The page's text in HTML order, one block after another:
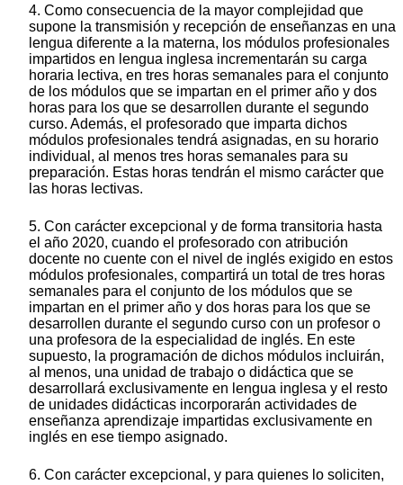
4. Como consecuencia de la mayor complejidad que
supone la transmisión y recepción de enseñanzas en una
lengua diferente a la materna, los módulos profesionales
impartidos en lengua inglesa incrementarán su carga
horaria lectiva, en tres horas semanales para el conjunto
de los módulos que se impartan en el primer año y dos
horas para los que se desarrollen durante el segundo
curso. Además, el profesorado que imparta dichos
módulos profesionales tendrá asignadas, en su horario
individual, al menos tres horas semanales para su
preparación. Estas horas tendrán el mismo carácter que
las horas lectivas.
5. Con carácter excepcional y de forma transitoria hasta
el año 2020, cuando el profesorado con atribución
docente no cuente con el nivel de inglés exigido en estos
módulos profesionales, compartirá un total de tres horas
semanales para el conjunto de los módulos que se
impartan en el primer año y dos horas para los que se
desarrollen durante el segundo curso con un profesor o
una profesora de la especialidad de inglés. En este
supuesto, la programación de dichos módulos incluirán,
al menos, una unidad de trabajo o didáctica que se
desarrollará exclusivamente en lengua inglesa y el resto
de unidades didácticas incorporarán actividades de
enseñanza aprendizaje impartidas exclusivamente en
inglés en ese tiempo asignado.
6. Con carácter excepcional, y para quienes lo soliciten,